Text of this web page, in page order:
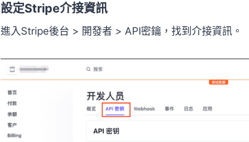
設定Stripe介接資訊
進入Stripe後台 > 開發者 > API密鑰，找到介接資訊。